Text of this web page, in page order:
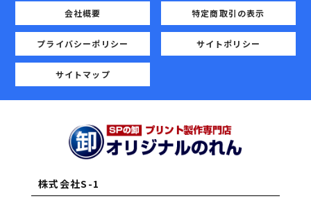
会社概要 特定商取引の表示
プライバシーポリシー サイトポリシー
サイトマップ
株式会社S-1